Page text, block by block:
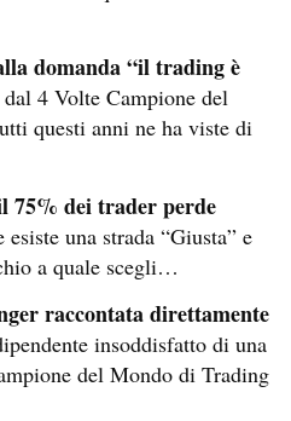
domanda “il trading è
4 Volte Campione del
questi anni ne ha viste di
75% dei trader perde
una strada “Giusta” e
a quale scegli…
raccontata direttamente
insoddisfatto di una
del Mondo di Trading